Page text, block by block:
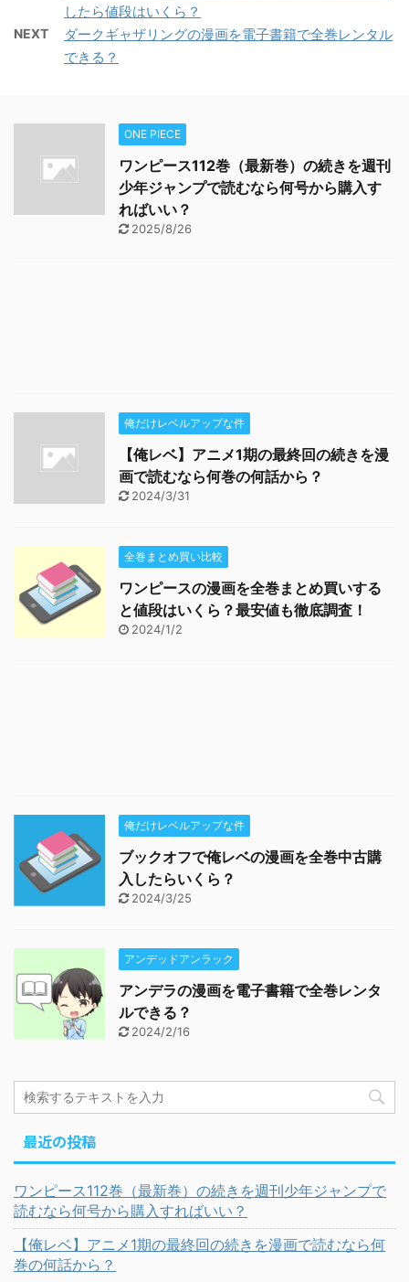
したら値段はいくら？
NEXT
ダークギャザリングの漫画を電子書籍で全巻レンタル
できる？
ONE PIECE
ワンピース112巻（最新巻）の続きを週刊
少年ジャンプで読むなら何号から購入す
ればいい？
2025/8/26
俺だけレベルアップな件
【俺レベ】アニメ1期の最終回の続きを漫
画で読むなら何巻の何話から？
2024/3/31
全巻まとめ買い比較
ワンピースの漫画を全巻まとめ買いする
と値段はいくら？最安値も徹底調査！
2024/1/2
俺だけレベルアップな件
ブックオフで俺レベの漫画を全巻中古購
入したらいくら？
2024/3/25
アンデッドアンラック
アンデラの漫画を電子書籍で全巻レンタ
ルできる？
2024/2/16
最近の投稿
ワンピース112巻（最新巻）の続きを週刊少年ジャンプで
読むなら何号から購入すればいい？
【俺レベ】アニメ1期の最終回の続きを漫画で読むなら何
巻の何話から？